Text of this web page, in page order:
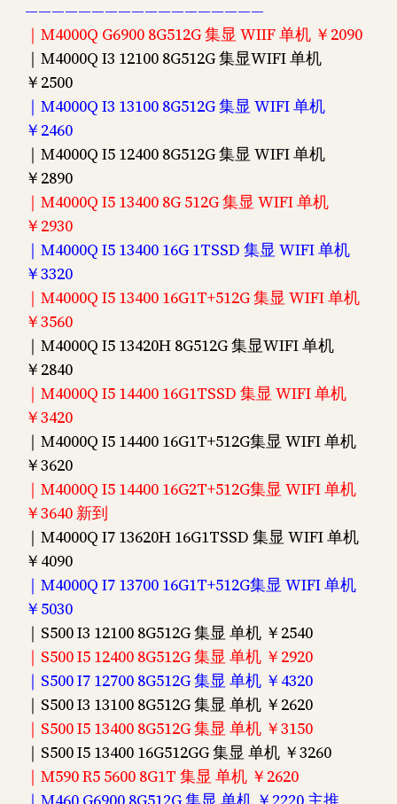
——————————————————
｜M4000Q G6900 8G512G 集显 WIIF 单机 ￥2090
｜M4000Q I3 12100 8G512G 集显WIFI 单机
￥2500
｜M4000Q I3 13100 8G512G 集显 WIFI 单机
￥2460
｜M4000Q I5 12400 8G512G 集显 WIFI 单机
￥2890
｜M4000Q I5 13400 8G 512G 集显 WIFI 单机
￥2930
｜M4000Q I5 13400 16G 1TSSD 集显 WIFI 单机
￥3320
｜M4000Q I5 13400 16G1T+512G 集显 WIFI 单机
￥3560
｜M4000Q I5 13420H 8G512G 集显WIFI 单机
￥2840
｜M4000Q I5 14400 16G1TSSD 集显 WIFI 单机
￥3420
｜M4000Q I5 14400 16G1T+512G集显 WIFI 单机
￥3620
｜M4000Q I5 14400 16G2T+512G集显 WIFI 单机
￥3640 新到
｜M4000Q I7 13620H 16G1TSSD 集显 WIFI 单机
￥4090
｜M4000Q I7 13700 16G1T+512G集显 WIFI 单机
￥5030
｜S500 I3 12100 8G512G 集显 单机 ￥2540
｜S500 I5 12400 8G512G 集显 单机 ￥2920
｜S500 I7 12700 8G512G 集显 单机 ￥4320
｜S500 I3 13100 8G512G 集显 单机 ￥2620
｜S500 I5 13400 8G512G 集显 单机 ￥3150
｜S500 I5 13400 16G512GG 集显 单机 ￥3260
｜M590 R5 5600 8G1T 集显 单机 ￥2620